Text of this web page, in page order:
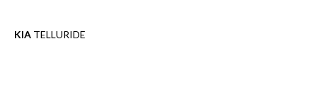
KIA TELLURIDE